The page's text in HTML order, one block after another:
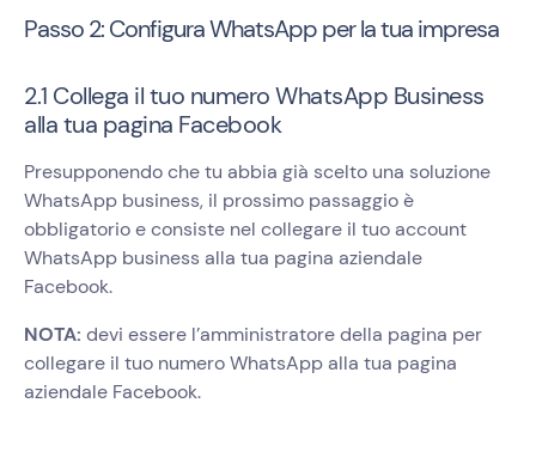
Passo 2: Configura WhatsApp per la tua impresa
2.1 Collega il tuo numero WhatsApp Business
alla tua pagina Facebook
Presupponendo che tu abbia già scelto una soluzione
WhatsApp business, il prossimo passaggio è
obbligatorio e consiste nel collegare il tuo account
WhatsApp business alla tua pagina aziendale
Facebook.
NOTA: devi essere l’amministratore della pagina per
collegare il tuo numero WhatsApp alla tua pagina
aziendale Facebook.